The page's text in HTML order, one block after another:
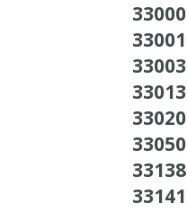
33000
33001
33003
33013
33020
33050
33138
33141